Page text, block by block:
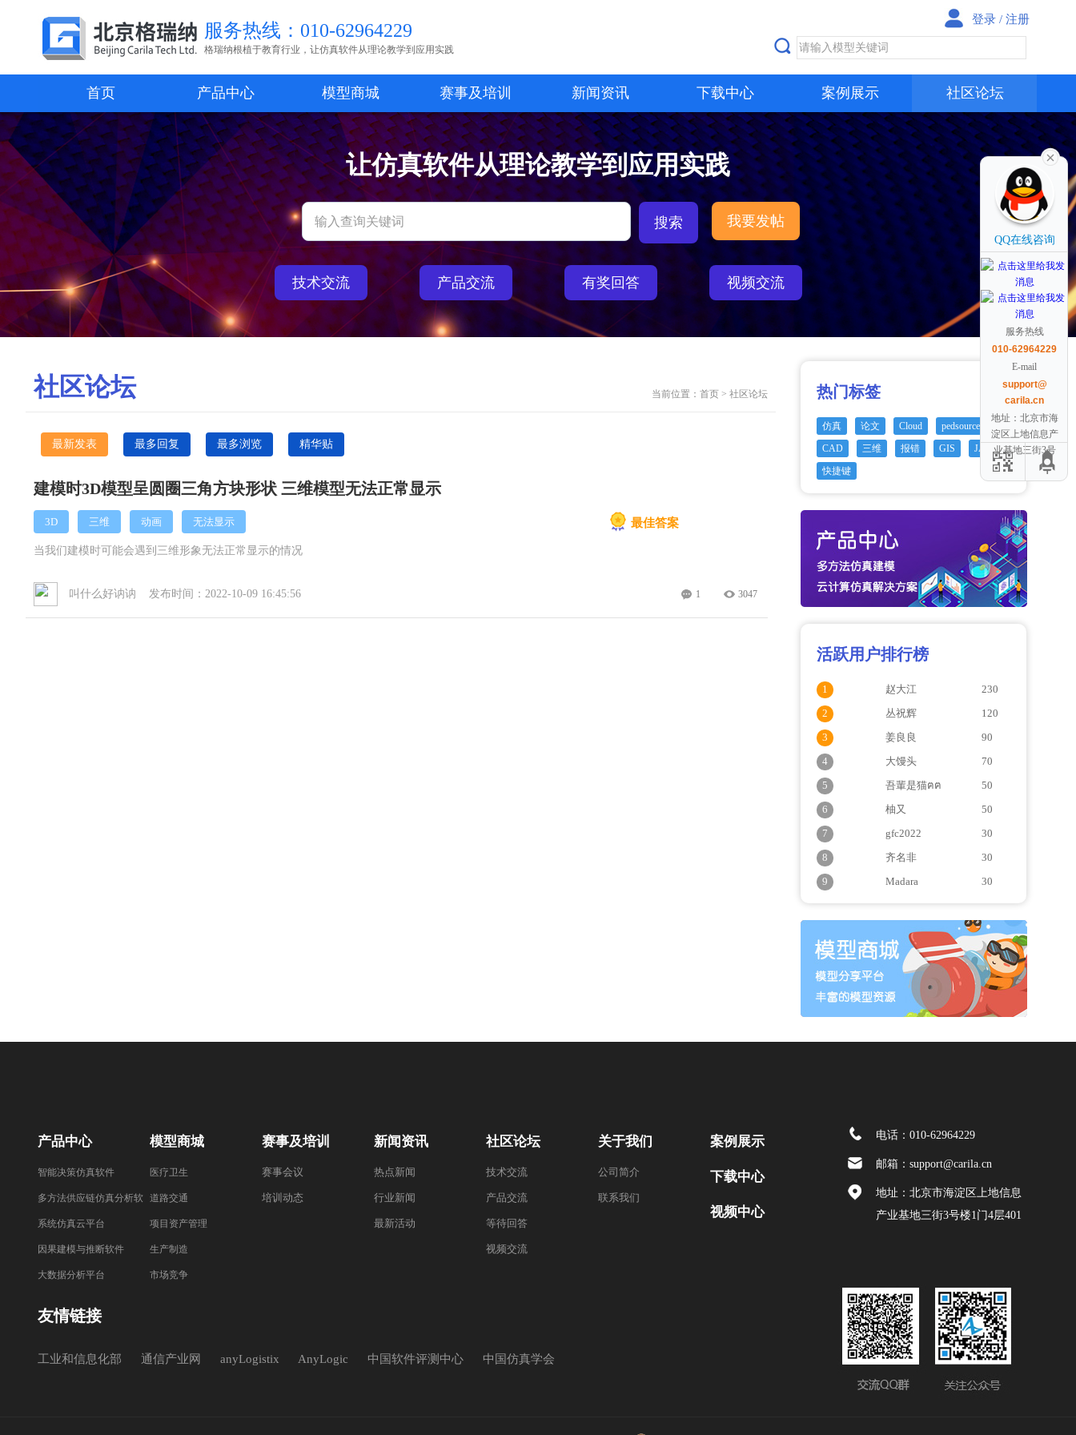
服务热线：010-62964229
格瑞纳根植于教育行业，让仿真软件从理论教学到应用实践
登录 / 注册
首页 产品中心 模型商城 赛事及培训 新闻资讯 下载中心 案例展示 社区论坛
让仿真软件从理论教学到应用实践
我要发帖
技术交流 产品交流 有奖回答 视频交流
社区论坛 当前位置： 首页 > 社区论坛
最新发表 最多回复 最多浏览 精华贴
建模时3D模型呈圆圈三角方块形状 三维模型无法正常显示
3D 三维 动画 无法显示 最佳答案
当我们建模时可能会遇到三维形象无法正常显示的情况
叫什么好讷讷 发布时间：2022-10-09 16:45:56 1 3047
热门标签
仿真 论文 Cloud
pedsource
CAD
三维 报错 GIS
JAVA
快捷键
活跃用户排行榜
1 赵大江
230
2
丛祝辉
120
3
姜良良
90
4
大馒头
70
5
吾輩是猫ฅฅ
50
6
柚又
50
7
gfc2022
30
8
齐名非
30
9
Madara 30
产品中心
智能决策仿真软件
多方法供应链仿真分析软
件
系统仿真云平台
因果建模与推断软件
大数据分析平台
模型商城
医疗卫生
道路交通
项目资产管理
生产制造
市场竞争
赛事及培训
赛事会议
培训动态
新闻资讯
热点新闻
行业新闻
最新活动
社区论坛
技术交流
产品交流
等待回答
视频交流
关于我们
公司简介
联系我们
案例展示
下载中心
视频中心
友情链接
工业和信息化部 通信产业网 anyLogistix AnyLogic 中国软件评测中心 中国仿真学会
电话：010-62964229
邮箱：support@carila.cn
地址：北京市海淀区上地信息
产业基地三街3号楼1门4层401
QQ在线咨询
服务热线
010-62964229
E-mail
support@
carila.cn
地址：北京市海
淀区上地信息产
业基地三街3号